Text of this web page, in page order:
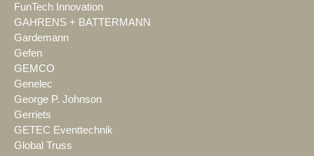
FunTech Innovation
GAHRENS + BATTERMANN
Gardemann
Gefen
GEMCO
Genelec
George P. Johnson
Gerriets
GETEC Eventtechnik
Global Truss